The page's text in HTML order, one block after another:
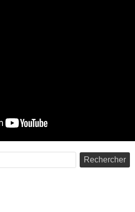
Rechercher